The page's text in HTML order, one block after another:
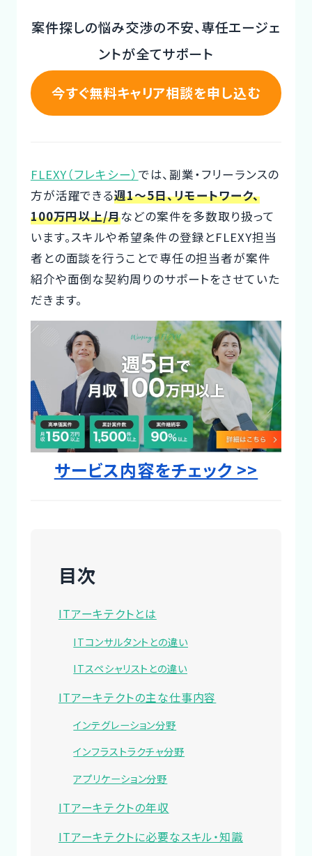
CTOイベント
開発手法と体制
Development method
フリーランス副業ノウハウ
Examples of companies
デザイナー
Designer
案件探しの悩み交渉の不安、専任エージェ
ントが全てサポート
今すぐ無料キャリア相談を申し込む
FLEXY（フレキシー） では、副業・フリーランスの
方が活躍できる週1～5日、リモートワーク、
100万円以上/月などの案件を多数取り扱って
います。スキルや希望条件の登録とFLEXY担当
者との面談を行うことで専任の担当者が案件
紹介や面倒な契約周りのサポートをさせていた
だきます。
サービス内容をチェック >>
目次
ITアーキテクトとは
ITコンサルタントとの違い
ITスペシャリストとの違い
ITアーキテクトの主な仕事内容
インテグレーション分野
インフラストラクチャ分野
アプリケーション分野
ITアーキテクトの年収
ITアーキテクトに必要なスキル・知識